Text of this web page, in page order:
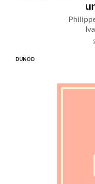
DUNOD